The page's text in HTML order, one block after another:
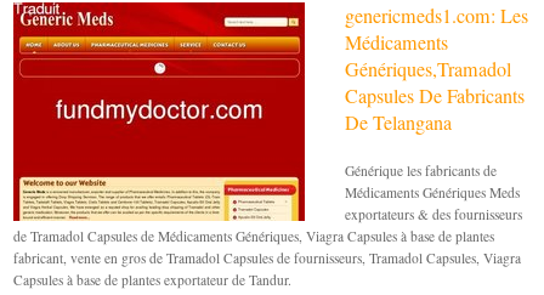
genericmeds1.com: Les
Médicaments
Génériques,Tramadol
Capsules De Fabricants
De Telangana
Générique les fabricants de
Médicaments Génériques Meds
exportateurs & des fournisseurs
de Tramadol Capsules de Médicaments Génériques, Viagra Capsules à base de plantes
fabricant, vente en gros de Tramadol Capsules de fournisseurs, Tramadol Capsules, Viagra
Capsules à base de plantes exportateur de Tandur.